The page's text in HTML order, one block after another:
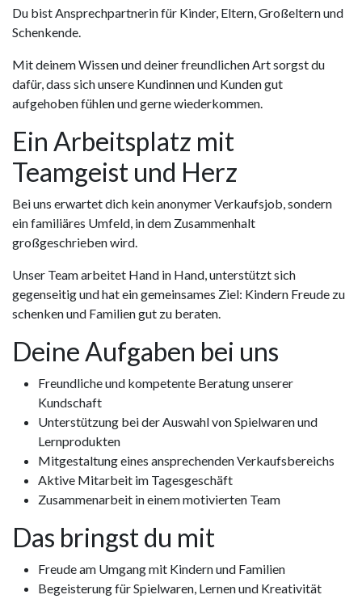
Du bist Ansprechpartnerin für Kinder, Eltern, Großeltern und
Schenkende.
Mit deinem Wissen und deiner freundlichen Art sorgst du
dafür, dass sich unsere Kundinnen und Kunden gut
aufgehoben fühlen und gerne wiederkommen.
Ein Arbeitsplatz mit
Teamgeist und Herz
Bei uns erwartet dich kein anonymer Verkaufsjob, sondern
ein familiäres Umfeld, in dem Zusammenhalt
großgeschrieben wird.
Unser Team arbeitet Hand in Hand, unterstützt sich
gegenseitig und hat ein gemeinsames Ziel: Kindern Freude zu
schenken und Familien gut zu beraten.
Deine Aufgaben bei uns
Freundliche und kompetente Beratung unserer
Kundschaft
Unterstützung bei der Auswahl von Spielwaren und
Lernprodukten
Mitgestaltung eines ansprechenden Verkaufsbereichs
Aktive Mitarbeit im Tagesgeschäft
Zusammenarbeit in einem motivierten Team
Das bringst du mit
Freude am Umgang mit Kindern und Familien
Begeisterung für Spielwaren, Lernen und Kreativität